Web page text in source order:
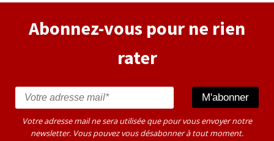
Abonnez-vous pour ne rien
rater
Votre adresse mail ne sera utilisée que pour vous envoyer notre
newsletter. Vous pouvez vous désabonner à tout moment.